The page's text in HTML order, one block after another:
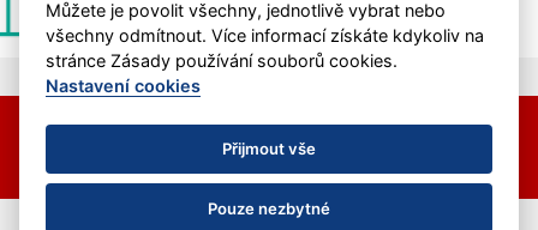
Nastavení cookies
© 2026 HC Hvězda Praha &eSports.cz
Můžete je povolit všechny, jednotlivě vybrat nebo
všechny odmítnout. Více informací získáte kdykoliv na
stránce Zásady používání souborů cookies.
Nastavení cookies
Přijmout vše
Pouze nezbytné